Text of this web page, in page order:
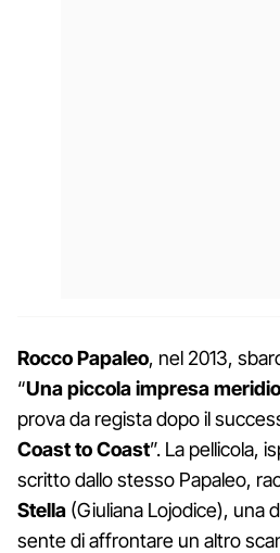
Rocco Papaleo, nel 2013,
“Una piccola impresa
prova da regista dopo il
Coast to Coast”. La pellicola,
scritto dallo stesso Papaleo,
Stella (Giuliana Lojodice), una
sente di affrontare un altro